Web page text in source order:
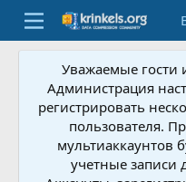
Уважаемые гости
Администрация
регистрировать
пользователя.
мультиаккаунтов
учетные записи